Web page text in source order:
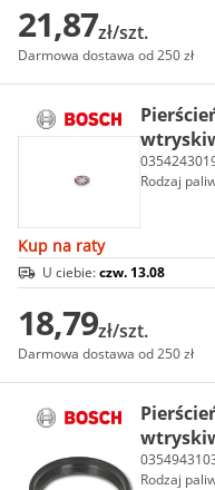
21,87zł/szt.
Darmowa dostawa od 250 zł
Rodzaj
Kup na raty
U ciebie:czw. 13.08
18,79zł/szt.
Darmowa dostawa od 250 zł
Rodzaj